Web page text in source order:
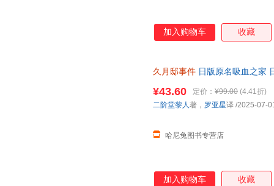
加入购物车 收藏
久月邸事件 日版原名吸血之家
¥43.60 定价： ¥99.00 (4.41折)
哈尼兔图书专营店
二阶堂黎人著， 罗亚星译 /2025-07-
加入购物车 收藏